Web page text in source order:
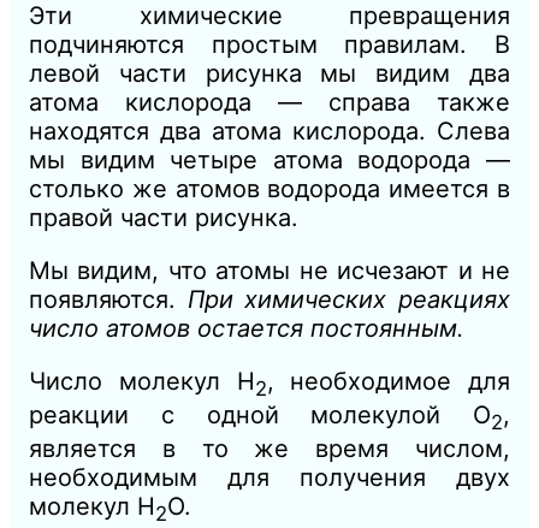
Эти химические превращения
подчиняются простым правилам. В
левой части рисунка мы видим два
атома кислорода — справа также
находятся два атома кислорода. Слева
мы видим четыре атома водорода —
столько же атомов водорода имеется в
правой части рисунка.
Мы видим, что атомы не исчезают и не
появляются. При химических реакциях
число атомов остается постоянным.
Число молекул Н2, необходимое для
реакции с одной молекулой О2,
является в то же время числом,
необходимым для получения двух
молекул Н2О.